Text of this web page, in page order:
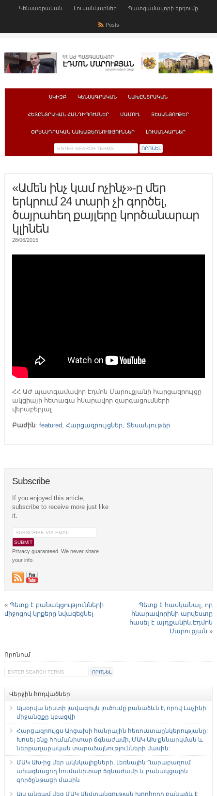
Կենսագրական Լուսանկարներ Պատգամավորի երդումը
Posts
ՍԿԻԶԲ ԿԵՆՍԱԳՐԱԿԱՆ ՆԱԽԸՆՏՐԱԿԱՆ
ՀԵՏԸՆՏՐԱԿԱՆ ՀԱՆԴԻՊՈՒՄՆԵՐ ՄԱՄՈՒԼ ՏԵՍԱՆՅՈՒԹԵՐ
ՕՐԵՆՍԴՐԱԿԱՆ ՆԱԽԱՁԵՌՆՈՒԹՅՈՒՆՆԵՐ ԼՈՒՍԱՆԿԱՐՆԵՐ
«Ամեն ինչ կամ ոչինչ»-ը մեր
երկրում 24 տարի չի գործել,
ծայրահեղ քայլերը կործանարար
կլինեն
28/06/2015
ՀՀ ԱԺ պատգամավոր Էդմոն Մարուքյանի հարցազրույցը
ակցիայի հետագա հնարավոր զարգացումների
վերաբերյալ
Բաժին: featured, Հարցազրույցներ, Տեսանյութեր
Subscribe
If you enjoyed this article,
subscribe to receive more just like
it.
Privacy guaranteed. We never share
your info.
« Պետք է բանակցությունների
միջոցով կրքերը նվազեցնել
Պետք է հասկանալ, որ
հնարավորինի արվեստը
հասել է այդքանին.Էդմոն
Մարուքյան »
Որոնում
Վերջին հոդվածներ
Այսօրվա նիստի լավագույն լուծումը բանաձևն է, որով Լաչինի
միջանցքը կբացվի
Հարցազրույցս Արցախի հանրային հեռուստաընկերությանը:
Խոսել ենք հումանիտար ճգնաժամի, ՄԱԿ ԱԽ քննարկման և
ներքաղաքական տարաձայնությունների մասին:
ՄԱԿ ԱԽ-ից մեր ակնկալիքների, Լեռնային Ղարաբաղում
ահագնացող հումանիտար ճգնաժամի և բանակցային
գործընթացի մասին
Այս անգամ մեզ ՄԱԿ Անվտանգության խորհրդի բանաձև է